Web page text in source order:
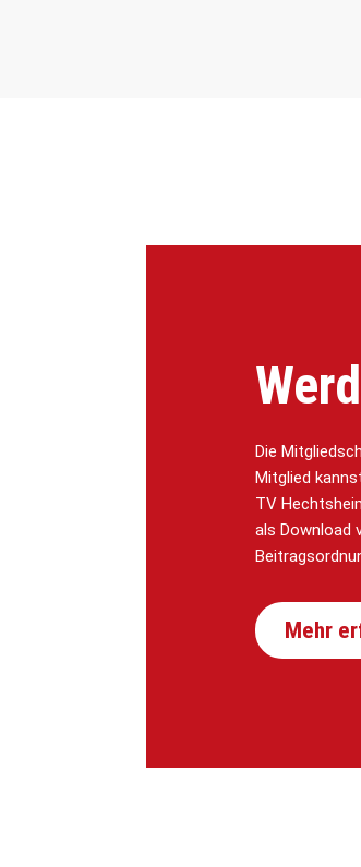
Die
Mitglied
TV
als Download
Mehr